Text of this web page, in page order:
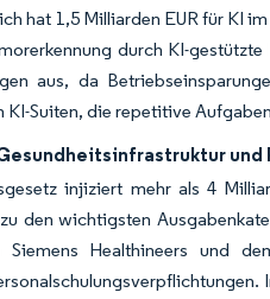
hat 1,5 Milliarden EUR für KI
durch KI-
aus, da
Suiten, die repetitive
und
injiziert mehr als 4
den wichtigsten
Healthineers und